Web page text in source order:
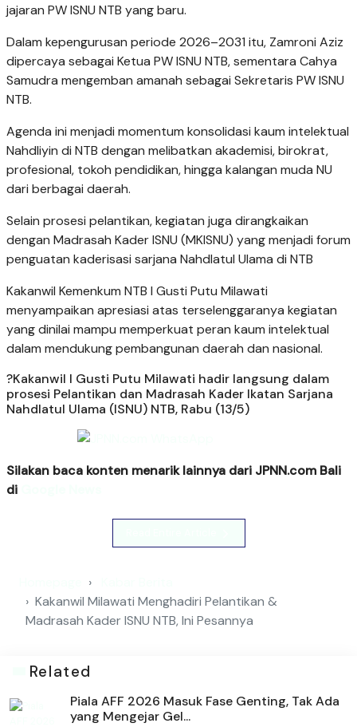
jajaran PW ISNU NTB yang baru.
Dalam kepengurusan periode 2026–2031 itu, Zamroni Aziz
dipercaya sebagai Ketua PW ISNU NTB, sementara Cahya
Samudra mengemban amanah sebagai Sekretaris PW ISNU
NTB.
‎‎Agenda ini menjadi momentum konsolidasi kaum intelektual
Nahdliyin di NTB dengan melibatkan akademisi, birokrat,
profesional, tokoh pendidikan, hingga kalangan muda NU
dari berbagai daerah.
‎‎Selain prosesi pelantikan, kegiatan juga dirangkaikan
dengan Madrasah Kader ISNU (MKISNU) yang menjadi forum
penguatan kaderisasi sarjana Nahdlatul Ulama di NTB
‎‎Kakanwil Kemenkum NTB I Gusti Putu Milawati
menyampaikan apresiasi atas terselenggaranya kegiatan
yang dinilai mampu memperkuat peran kaum intelektual
dalam mendukung pembangunan daerah dan nasional.
?Kakanwil I Gusti Putu Milawati hadir langsung dalam
prosesi Pelantikan dan Madrasah Kader Ikatan Sarjana
Nahdlatul Ulama (ISNU) NTB, Rabu (13/5)
Silakan baca konten menarik lainnya dari JPNN.com Bali
di
Kakanwil Milawati Menghadiri Pelantikan &
Madrasah Kader ISNU NTB, Ini Pesannya
Related
Piala AFF 2026 Masuk Fase Genting, Tak Ada
yang Mengejar Gel...